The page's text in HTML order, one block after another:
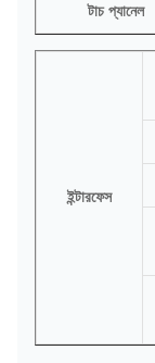
টাচ প্যানেল
ইন্টারফেস